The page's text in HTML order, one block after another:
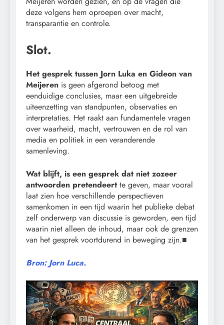
deze volgens hem oproepen over macht,
transparantie en controle.
Slot.
Het gesprek tussen Jorn Luka en Gideon van
Meijeren is geen afgerond betoog met
eenduidige conclusies, maar een uitgebreide
uiteenzetting van standpunten, observaties en
interpretaties. Het raakt aan fundamentele vragen
over waarheid, macht, vertrouwen en de rol van
media en politiek in een veranderende
samenleving.
Wat blijft, is een gesprek dat niet zozeer
antwoorden pretendeert te geven, maar vooral
laat zien hoe verschillende perspectieven
samenkomen in een tijd waarin het publieke debat
zelf onderwerp van discussie is geworden, een tijd
waarin niet alleen de inhoud, maar ook de grenzen
van het gesprek voortdurend in beweging zijn.■
Bron: Jorn Luca.